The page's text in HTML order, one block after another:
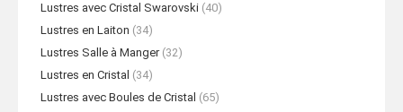
Lustres avec Cristal Swarovski (40)
Lustres en Laiton (34)
Lustres Salle à Manger (32)
Lustres en Cristal (34)
Lustres avec Boules de Cristal (65)